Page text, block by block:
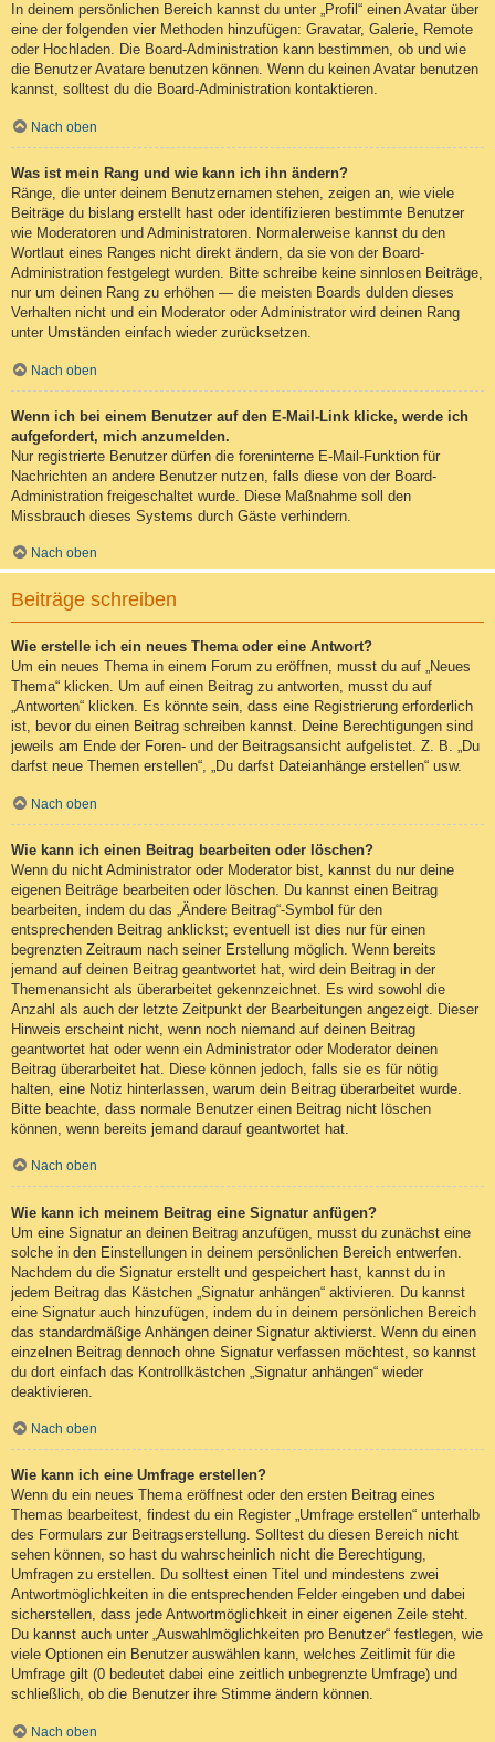
In deinem persönlichen Bereich kannst du unter „Profil“ einen Avatar über
eine der folgenden vier Methoden hinzufügen: Gravatar, Galerie, Remote
oder Hochladen. Die Board-Administration kann bestimmen, ob und wie
die Benutzer Avatare benutzen können. Wenn du keinen Avatar benutzen
kannst, solltest du die Board-Administration kontaktieren.
Nach oben
Was ist mein Rang und wie kann ich ihn ändern?
Ränge, die unter deinem Benutzernamen stehen, zeigen an, wie viele
Beiträge du bislang erstellt hast oder identifizieren bestimmte Benutzer
wie Moderatoren und Administratoren. Normalerweise kannst du den
Wortlaut eines Ranges nicht direkt ändern, da sie von der Board-
Administration festgelegt wurden. Bitte schreibe keine sinnlosen Beiträge,
nur um deinen Rang zu erhöhen — die meisten Boards dulden dieses
Verhalten nicht und ein Moderator oder Administrator wird deinen Rang
unter Umständen einfach wieder zurücksetzen.
Nach oben
Wenn ich bei einem Benutzer auf den E-Mail-Link klicke, werde ich
aufgefordert, mich anzumelden.
Nur registrierte Benutzer dürfen die foreninterne E-Mail-Funktion für
Nachrichten an andere Benutzer nutzen, falls diese von der Board-
Administration freigeschaltet wurde. Diese Maßnahme soll den
Missbrauch dieses Systems durch Gäste verhindern.
Nach oben
Beiträge schreiben
Wie erstelle ich ein neues Thema oder eine Antwort?
Um ein neues Thema in einem Forum zu eröffnen, musst du auf „Neues
Thema“ klicken. Um auf einen Beitrag zu antworten, musst du auf
„Antworten“ klicken. Es könnte sein, dass eine Registrierung erforderlich
ist, bevor du einen Beitrag schreiben kannst. Deine Berechtigungen sind
jeweils am Ende der Foren- und der Beitragsansicht aufgelistet. Z. B. „Du
darfst neue Themen erstellen“, „Du darfst Dateianhänge erstellen“ usw.
Nach oben
Wie kann ich einen Beitrag bearbeiten oder löschen?
Wenn du nicht Administrator oder Moderator bist, kannst du nur deine
eigenen Beiträge bearbeiten oder löschen. Du kannst einen Beitrag
bearbeiten, indem du das „Ändere Beitrag“-Symbol für den
entsprechenden Beitrag anklickst; eventuell ist dies nur für einen
begrenzten Zeitraum nach seiner Erstellung möglich. Wenn bereits
jemand auf deinen Beitrag geantwortet hat, wird dein Beitrag in der
Themenansicht als überarbeitet gekennzeichnet. Es wird sowohl die
Anzahl als auch der letzte Zeitpunkt der Bearbeitungen angezeigt. Dieser
Hinweis erscheint nicht, wenn noch niemand auf deinen Beitrag
geantwortet hat oder wenn ein Administrator oder Moderator deinen
Beitrag überarbeitet hat. Diese können jedoch, falls sie es für nötig
halten, eine Notiz hinterlassen, warum dein Beitrag überarbeitet wurde.
Bitte beachte, dass normale Benutzer einen Beitrag nicht löschen
können, wenn bereits jemand darauf geantwortet hat.
Nach oben
Wie kann ich meinem Beitrag eine Signatur anfügen?
Um eine Signatur an deinen Beitrag anzufügen, musst du zunächst eine
solche in den Einstellungen in deinem persönlichen Bereich entwerfen.
Nachdem du die Signatur erstellt und gespeichert hast, kannst du in
jedem Beitrag das Kästchen „Signatur anhängen“ aktivieren. Du kannst
eine Signatur auch hinzufügen, indem du in deinem persönlichen Bereich
das standardmäßige Anhängen deiner Signatur aktivierst. Wenn du einen
einzelnen Beitrag dennoch ohne Signatur verfassen möchtest, so kannst
du dort einfach das Kontrollkästchen „Signatur anhängen“ wieder
deaktivieren.
Nach oben
Wie kann ich eine Umfrage erstellen?
Wenn du ein neues Thema eröffnest oder den ersten Beitrag eines
Themas bearbeitest, findest du ein Register „Umfrage erstellen“ unterhalb
des Formulars zur Beitragserstellung. Solltest du diesen Bereich nicht
sehen können, so hast du wahrscheinlich nicht die Berechtigung,
Umfragen zu erstellen. Du solltest einen Titel und mindestens zwei
Antwortmöglichkeiten in die entsprechenden Felder eingeben und dabei
sicherstellen, dass jede Antwortmöglichkeit in einer eigenen Zeile steht.
Du kannst auch unter „Auswahlmöglichkeiten pro Benutzer“ festlegen, wie
viele Optionen ein Benutzer auswählen kann, welches Zeitlimit für die
Umfrage gilt (0 bedeutet dabei eine zeitlich unbegrenzte Umfrage) und
schließlich, ob die Benutzer ihre Stimme ändern können.
Nach oben